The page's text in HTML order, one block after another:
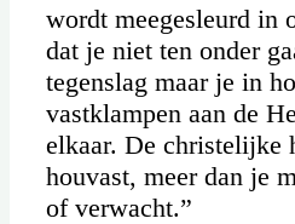
wordt meegesleurd in
dat je niet ten onder
tegenslag maar je in
vastklampen aan de
elkaar. De christelijke
houvast, meer dan je
of verwacht.”